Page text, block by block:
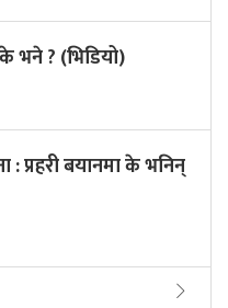
भने ? (भिडियो)
: प्रहरी बयानमा के भनिन्